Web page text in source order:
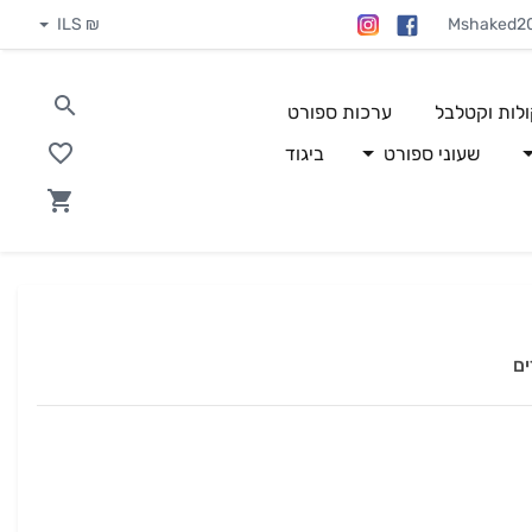
₪ ILS
וקטלבל
ערכות ספורט
שעוני ספורט
ביגוד